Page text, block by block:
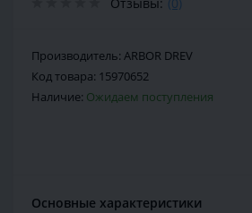
Производитель: ARBOR DREV
Код товара: 15970652
Наличие: Ожидаем поступления
Основные характеристики